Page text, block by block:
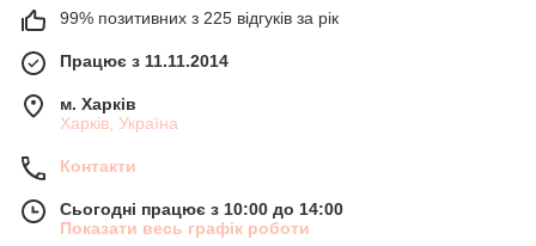
99% позитивних з 225 відгуків за рік
Працює з 11.11.2014
м. Харків
Харків, Україна
Контакти
Сьогодні працює з 10:00 до 14:00
Показати весь графік роботи